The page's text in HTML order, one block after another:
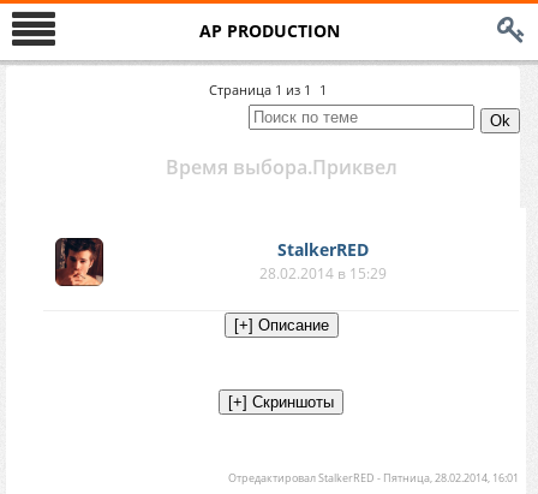
AP PRODUCTION
Страница 1 из 1 1
Время выбора.Приквел
StalkerRED
28.02.2014 в 15:29
ОтредактировалStalkerRED - Пятница, 28.02.2014, 16:01